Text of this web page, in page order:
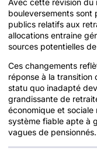
bouleversements
publics relatifs aux
allocations entraine
sources potentielles
Ces changements
réponse à la transition
statu quo inadapté
grandissante de
économique et
système fiable apte à
vagues de pensionnés.